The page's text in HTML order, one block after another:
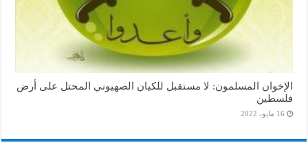
الإخوان المسلمون: لا مستقبل للكيان الصهيوني المحتل على أرض
فلسطين
16 مايو، 2022